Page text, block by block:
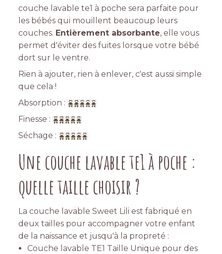
couche lavable te1 à poche sera parfaite pour
les bébés qui mouillent beaucoup leurs
couches. Entièrement absorbante, elle vous
permet d'éviter des fuites lorsque votre bébé
dort sur le ventre.
Rien à ajouter, rien à enlever, c'est aussi simple
que cela !
Absorption :
Finesse :
Séchage :
Une couche lavable te1 à poche :
quelle taille choisir ?
La couche lavable Sweet Lili est fabriqué en
deux tailles pour accompagner votre enfant
de la naissance et jusqu'à la propreté :
Couche lavable TE1 Taille Unique pour des